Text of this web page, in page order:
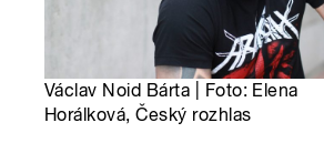
Václav Noid Bárta | Foto: Elena
Horálková, Český rozhlas